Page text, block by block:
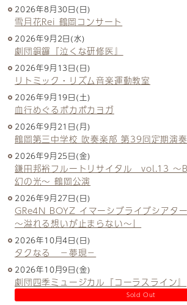
2026年8月30日(日)
雪月花Rei 鶴岡コンサート
2026年9月2日(水)
劇団銅鑼『泣くな研修医』
2026年9月13日(日)
リトミック・リズム音楽運動教室
2026年9月19日(土)
血行めぐるポカポカヨガ
2026年9月21日(月)
鶴岡第三中学校 吹奏楽部 第39回定期演
2026年9月25日(金)
鎌田邦裕フルートリサイタル vol.13 ～
幻の光～ 鶴岡公演
2026年9月27日(日)
GRe4N BOYZ イマーシブライブシアタ
〜溢れる想いが止まらない〜」
2026年10月4日(日)
タクなる －夢現－
2026年10月9日(金)
劇団四季ミュージカル『コーラスライン』
Sold Out